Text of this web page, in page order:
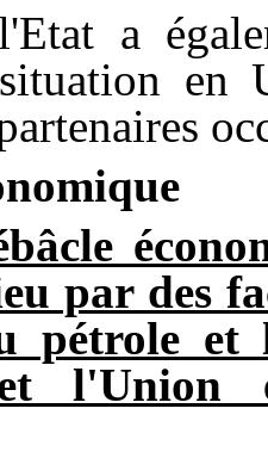
a
en
par des
pétrole et
l'Union